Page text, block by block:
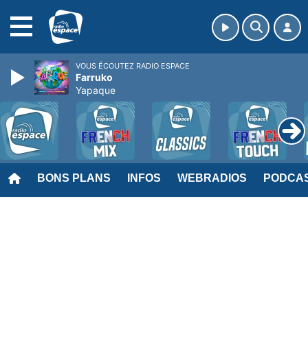
BONS PLANS INFOS WEBRADIOS
VOUS ÉCOUTEZ RADIO ESPACE
Farruko
Yapaque